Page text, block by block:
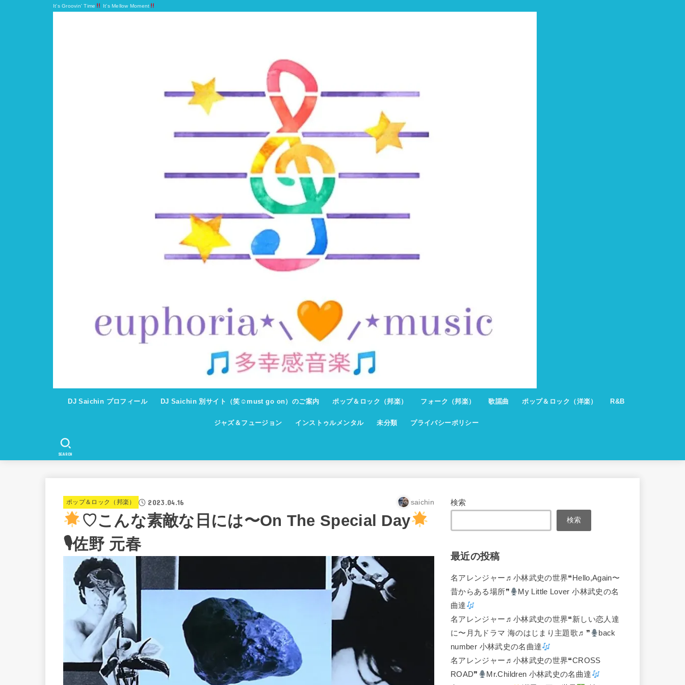
It's Groovin' Time It's Mellow Moment
DJ Saichin プロフィール DJ Saichin 別サイト（笑☺must go on）のご案内 ポップ＆ロック（邦楽） フォーク（邦楽） 歌謡曲 ポップ＆ロック（洋楽） R&B
ジャズ＆フュージョン インストゥルメンタル 未分類 プライバシーポリシー
SEARCH
ポップ＆ロック（邦楽） 2023.04.16 saichin
♡こんな素敵な日には〜On The Special Day
🎙佐野 元春
検索
検索
最近の投稿
名アレンジャー♬ 小林武史の世界❝Hello,Again〜
昔からある場所❞
My Little Lover 小林武史の名
曲達
名アレンジャー♬ 小林武史の世界❝新しい恋人達
に〜月九ドラマ 海のはじまり主題歌♬❞
back
number 小林武史の名曲達
名アレンジャー♬ 小林武史の世界❝CROSS
ROAD❞
Mr.Children 小林武史の名曲達